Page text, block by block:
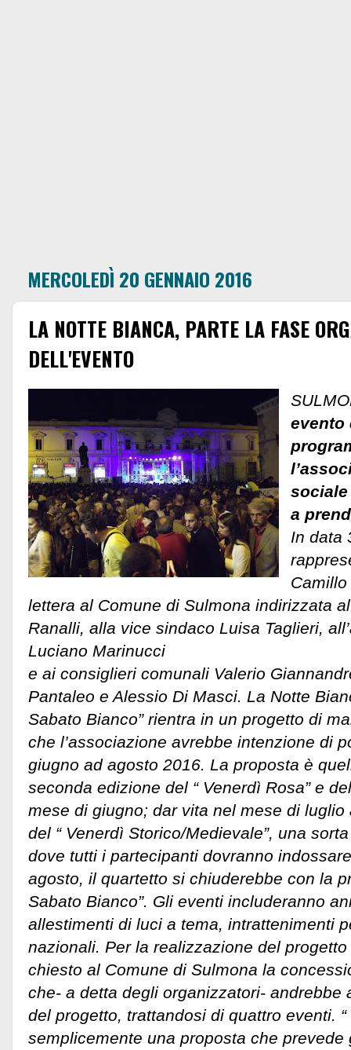
MERCOLEDÌ 20 GENNAIO 2016
LA NOTTE BIANCA, PARTE LA FASE
DELL'EVENTO
evento
a
In data
lettera al Comune di Sulmona indirizzata
Ranalli, alla vice sindaco Luisa Taglieri,
Luciano Marinucci
e ai consiglieri comunali Valerio
Pantaleo e Alessio Di Masci. La Notte
Sabato Bianco” rientra in un progetto di
che l’associazione avrebbe intenzione di
giugno ad agosto 2016. La proposta è
seconda edizione del “ Venerdì Rosa” e
mese di giugno; dar vita nel mese di
del “ Venerdì Storico/Medievale”, una
dove tutti i partecipanti dovranno
agosto, il quartetto si chiuderebbe con la
Sabato Bianco”. Gli eventi includeranno
allestimenti di luci a tema, intrattenimenti
nazionali. Per la realizzazione del progetto
chiesto al Comune di Sulmona la
che- a detta degli organizzatori- andrebbe
del progetto, trattandosi di quattro eventi.
semplicemente una proposta che